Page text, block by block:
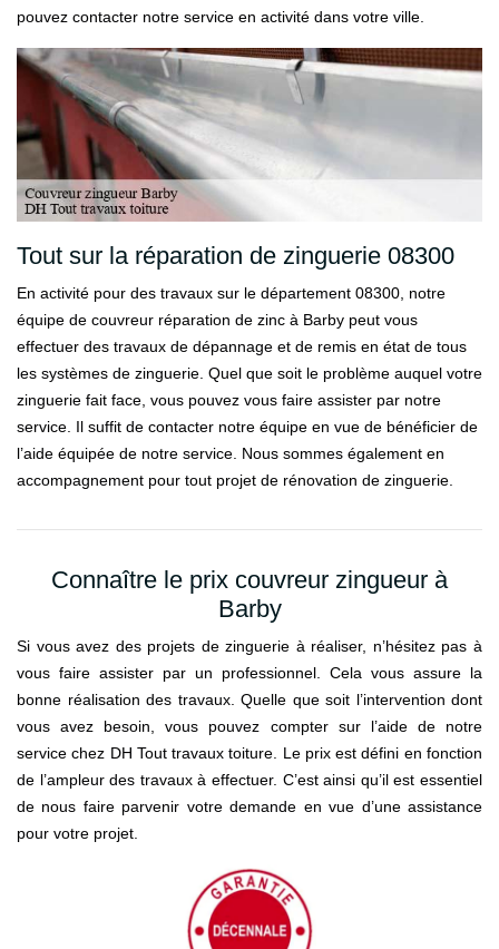
pouvez contacter notre service en activité dans votre ville.
Tout sur la réparation de zinguerie 08300
En activité pour des travaux sur le département 08300, notre
équipe de couvreur réparation de zinc à Barby peut vous
effectuer des travaux de dépannage et de remis en état de tous
les systèmes de zinguerie. Quel que soit le problème auquel votre
zinguerie fait face, vous pouvez vous faire assister par notre
service. Il suffit de contacter notre équipe en vue de bénéficier de
l’aide équipée de notre service. Nous sommes également en
accompagnement pour tout projet de rénovation de zinguerie.
Connaître le prix couvreur zingueur à
Barby
Si vous avez des projets de zinguerie à réaliser, n’hésitez pas à
vous faire assister par un professionnel. Cela vous assure la
bonne réalisation des travaux. Quelle que soit l’intervention dont
vous avez besoin, vous pouvez compter sur l’aide de notre
service chez DH Tout travaux toiture. Le prix est défini en fonction
de l’ampleur des travaux à effectuer. C’est ainsi qu’il est essentiel
de nous faire parvenir votre demande en vue d’une assistance
pour votre projet.